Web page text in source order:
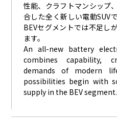
性能、クラフトマンシップ
合した全く新しい電動SUV
BEVセグメントでは不足し
ます。
An all-new battery
combines capability,
demands of modern
possibilities begin with
supply in the BEV segment.